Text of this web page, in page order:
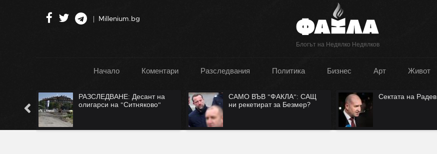
Блогът на Недялко Недялков
Millenium.bg
Начало Коментари Разследвания Политика Бизнес Арт Живот
РАЗСЛЕДВАНЕ: Десант на
олигарси на "Ситняково"
САМО ВЪВ "ФАКЛА": САЩ
ни рекетират за Безмер?
Сектата на Радев